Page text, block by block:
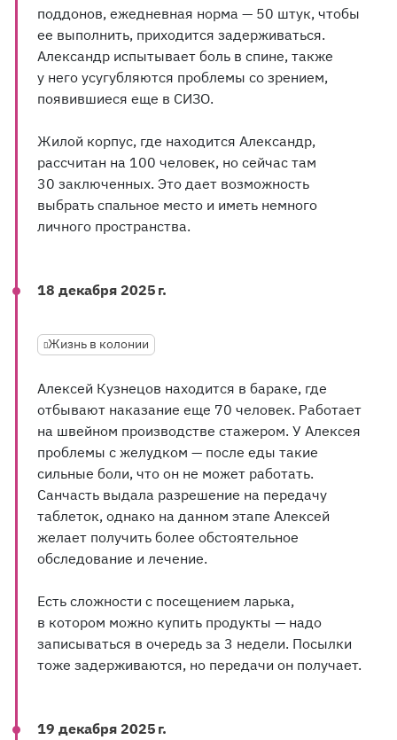
поддонов, ежедневная норма — 50 штук, чтобы
ее выполнить, приходится задерживаться.
Александр испытывает боль в спине, также
у него усугубляются проблемы со зрением,
появившиеся еще в СИЗО.
Жилой корпус, где находится Александр,
рассчитан на 100 человек, но сейчас там
30 заключенных. Это дает возможность
выбрать спальное место и иметь немного
личного пространства.
18 декабря 2025 г.
Жизнь в колонии
Алексей Кузнецов находится в бараке, где
отбывают наказание еще 70 человек. Работает
на швейном производстве стажером. У Алексея
проблемы с желудком — после еды такие
сильные боли, что он не может работать.
Санчасть выдала разрешение на передачу
таблеток, однако на данном этапе Алексей
желает получить более обстоятельное
обследование и лечение.
Есть сложности с посещением ларька,
в котором можно купить продукты — надо
записываться в очередь за 3 недели. Посылки
тоже задерживаются, но передачи он получает.
19 декабря 2025 г.